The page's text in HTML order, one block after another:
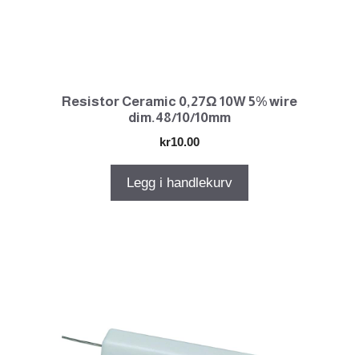
Resistor Ceramic 0,27Ω 10W 5% wire
dim.48/10/10mm
kr10.00
Legg i handlekurv